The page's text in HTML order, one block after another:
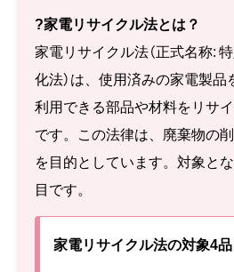
?家電リサイクル法とは？
家電リサイクル法（正式名称:
化法）は、使用済みの家電製
利用できる部品や材料をリサ
です。この法律は、廃棄物の
を目的としています。対象と
目です。
家電リサイクル法の対象4